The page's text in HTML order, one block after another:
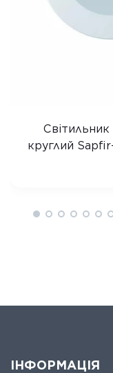
Світильник
круглий
ІНФОРМАЦІЯ